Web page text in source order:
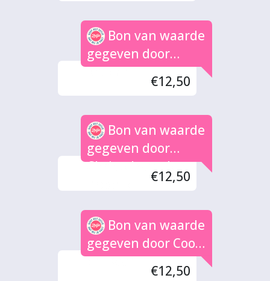
Bon van waarde
gegeven door
Kasper
€12,50
Bon van waarde
gegeven door
Christel van den
€12,50
Bon van waarde
gegeven door Coos
en Daan
€12,50